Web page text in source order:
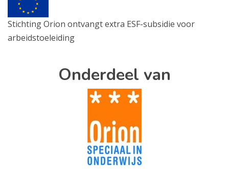
Stichting Orion ontvangt extra ESF-subsidie voor
arbeidstoeleiding
Onderdeel van